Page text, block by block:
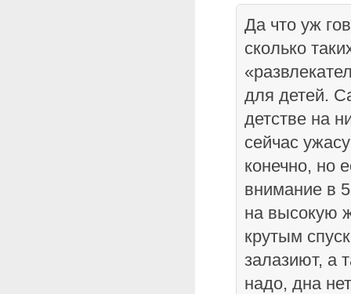
Да что уж
сколько
для детей.
детстве на
сейчас
конечно, но
внимание в
на высокую
крутым
залазиют, а
надо, дна